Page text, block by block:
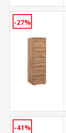
-27%
-41%